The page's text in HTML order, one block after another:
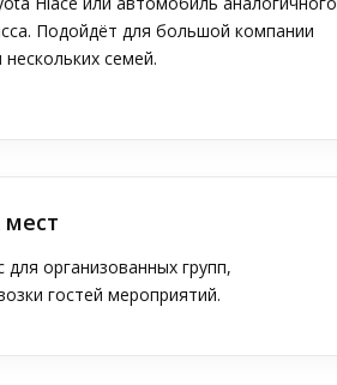
Подойдёт для большой компании
нескольких семей.
мест
организованных групп,
гостей мероприятий.